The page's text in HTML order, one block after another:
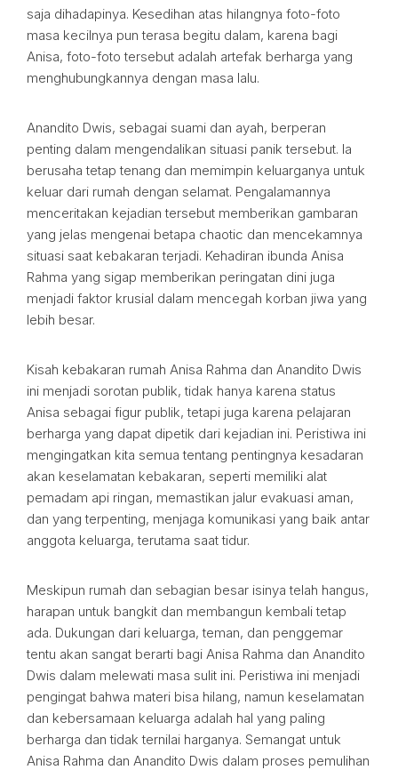
saja dihadapinya. Kesedihan atas hilangnya foto-foto
masa kecilnya pun terasa begitu dalam, karena bagi
Anisa, foto-foto tersebut adalah artefak berharga yang
menghubungkannya dengan masa lalu.
Anandito Dwis, sebagai suami dan ayah, berperan
penting dalam mengendalikan situasi panik tersebut. Ia
berusaha tetap tenang dan memimpin keluarganya untuk
keluar dari rumah dengan selamat. Pengalamannya
menceritakan kejadian tersebut memberikan gambaran
yang jelas mengenai betapa chaotic dan mencekamnya
situasi saat kebakaran terjadi. Kehadiran ibunda Anisa
Rahma yang sigap memberikan peringatan dini juga
menjadi faktor krusial dalam mencegah korban jiwa yang
lebih besar.
Kisah kebakaran rumah Anisa Rahma dan Anandito Dwis
ini menjadi sorotan publik, tidak hanya karena status
Anisa sebagai figur publik, tetapi juga karena pelajaran
berharga yang dapat dipetik dari kejadian ini. Peristiwa ini
mengingatkan kita semua tentang pentingnya kesadaran
akan keselamatan kebakaran, seperti memiliki alat
pemadam api ringan, memastikan jalur evakuasi aman,
dan yang terpenting, menjaga komunikasi yang baik antar
anggota keluarga, terutama saat tidur.
Meskipun rumah dan sebagian besar isinya telah hangus,
harapan untuk bangkit dan membangun kembali tetap
ada. Dukungan dari keluarga, teman, dan penggemar
tentu akan sangat berarti bagi Anisa Rahma dan Anandito
Dwis dalam melewati masa sulit ini. Peristiwa ini menjadi
pengingat bahwa materi bisa hilang, namun keselamatan
dan kebersamaan keluarga adalah hal yang paling
berharga dan tidak ternilai harganya. Semangat untuk
Anisa Rahma dan Anandito Dwis dalam proses pemulihan